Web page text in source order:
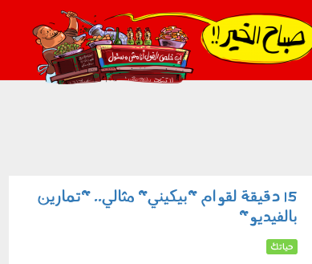
021_2.png
15 دقيقة لقوام "بيكيني" مثالي.. "تمارين
بالفيديو"
حياتك